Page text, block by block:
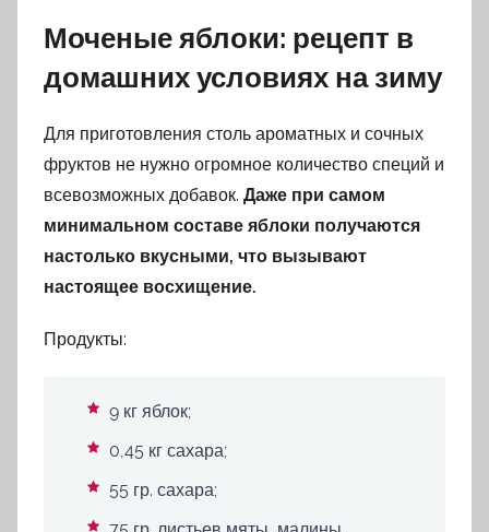
Моченые яблоки: рецепт в
домашних условиях на зиму
Для приготовления столь ароматных и сочных
фруктов не нужно огромное количество специй и
всевозможных добавок. Даже при самом
минимальном составе яблоки получаются
настолько вкусными, что вызывают
настоящее восхищение.
Продукты:
9 кг яблок;
0,45 кг сахара;
55 гр. сахара;